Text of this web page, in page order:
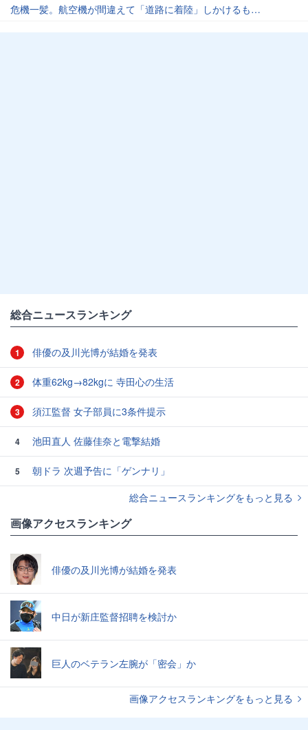
危機一髪。航空機が間違えて「道路に着陸」しかけるも…
総合ニュースランキング
1 俳優の及川光博が結婚を発表
2 体重62kg→82kgに 寺田心の生活
3 須江監督 女子部員に3条件提示
4 池田直人 佐藤佳奈と電撃結婚
5
朝ドラ 次週予告に「ゲンナリ」
総合ニュースランキングをもっと見る
画像アクセスランキング
俳優の及川光博が結婚を発表
中日が新庄監督招聘を検討か
巨人のベテラン左腕が「密会」か
画像アクセスランキングをもっと見る